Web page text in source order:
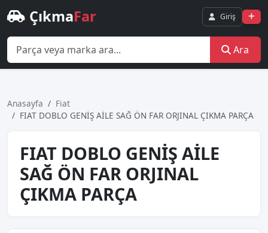
ÇıkmaFar Giriş
Ara
Anasayfa
Fiat
FIAT DOBLO GENİŞ AİLE SAĞ ÖN FAR ORJINAL ÇIKMA PARÇA
FIAT DOBLO GENİŞ AİLE
SAĞ ÖN FAR ORJINAL
ÇIKMA PARÇA